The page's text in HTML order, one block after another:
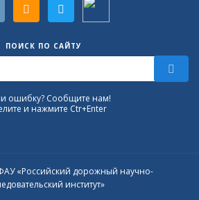
ПОИСК ПО САЙТУ
ошибку? Сообщите нам!
и нажмите Ctr+Enter
«Российский дорожный научно-
институт»